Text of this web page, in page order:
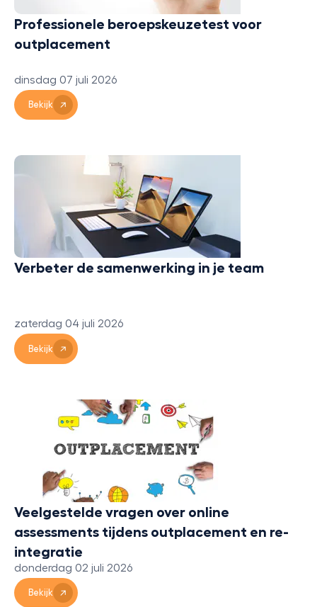
Professionele beroepskeuzetest voor
outplacement
dinsdag 07 juli 2026
Bekijk
Verbeter de samenwerking in je team
zaterdag 04 juli 2026
Bekijk
Veelgestelde vragen over online
assessments tijdens outplacement en re-
integratie
donderdag 02 juli 2026
Bekijk